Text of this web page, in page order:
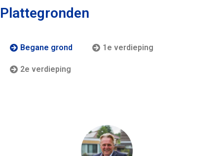
Plattegronden
Begane grond 1e verdieping
2e verdieping